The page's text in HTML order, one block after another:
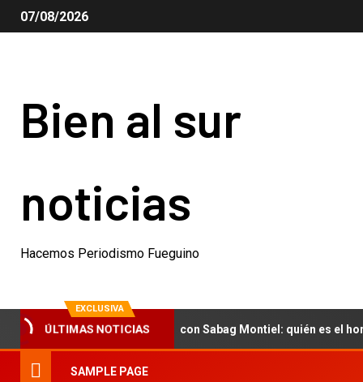
07/08/2026
Bien al sur
noticias
Hacemos Periodismo Fueguino
EXCLUSIVA
ÚLTIMAS NOTICIAS
y similitudes con Sabag Montiel: quién es el hombre que
SAMPLE PAGE